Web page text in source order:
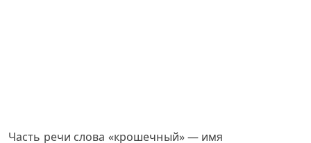
Часть речи слова «крошечный» — имя